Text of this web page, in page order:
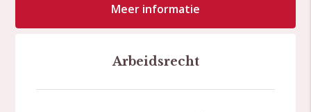
Meer informatie
Arbeidsrecht